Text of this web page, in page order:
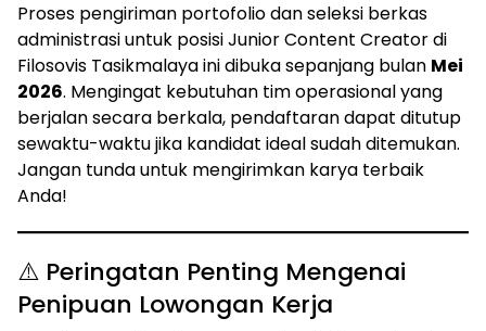
Proses pengiriman portofolio dan seleksi berkas
administrasi untuk posisi Junior Content Creator di
Filosovis Tasikmalaya ini dibuka sepanjang bulan Mei
2026. Mengingat kebutuhan tim operasional yang
berjalan secara berkala, pendaftaran dapat ditutup
sewaktu-waktu jika kandidat ideal sudah ditemukan.
Jangan tunda untuk mengirimkan karya terbaik
Anda!
⚠️ Peringatan Penting Mengenai
Penipuan Lowongan Kerja